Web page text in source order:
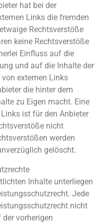
hat bei der
Links die fremden
Rechtsverstöße
keine Rechtsverstöße
Einfluss auf die
und auf die Inhalte der
externen Links
die hinter dem
zu Eigen macht. Eine
ist für den Anbieter
nicht
werden
gelöscht.
Inhalte unterliegen
Jede
nicht
vorherigen